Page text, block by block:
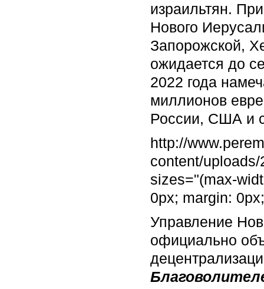
израильтян.
Нового
Запорожской,
ожидается до
2022 года
миллионов
России, США и
http://
content/
sizes="(max-
0px; margin:
Управление
официально